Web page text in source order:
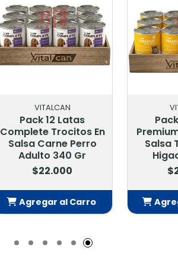
VITALCAN
Pack 12 Latas
Complete Trocitos En
Salsa Carne Perro
Adulto 340 Gr
$22.000
Agregar al Carro
Salsa